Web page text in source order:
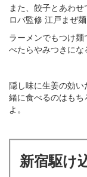
また、餃子とあわ
ロバ監修 江戸まぜ
ラーメンでもつけ
べたらやみつきにな
隠し味に生姜の効
緒に食べるのはも
よ。
新宿駆け